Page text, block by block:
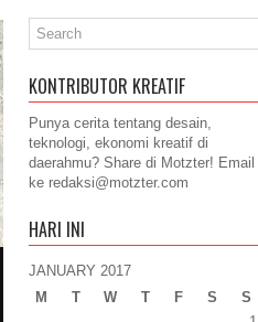
KONTRIBUTOR KREATIF
Punya cerita tentang desain,
teknologi, ekonomi kreatif di
daerahmu? Share di Motzter! Email
ke redaksi@motzter.com
HARI INI
JANUARY 2017
M
T W T F S S